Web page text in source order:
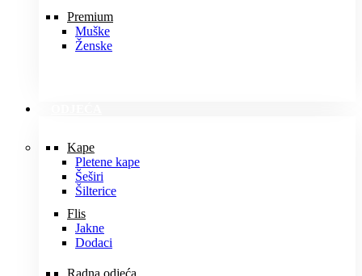
Premium
Muške
Ženske
Kape
Pletene kape
Šeširi
Šilterice
Flis
Jakne
Dodaci
Radna odjeća